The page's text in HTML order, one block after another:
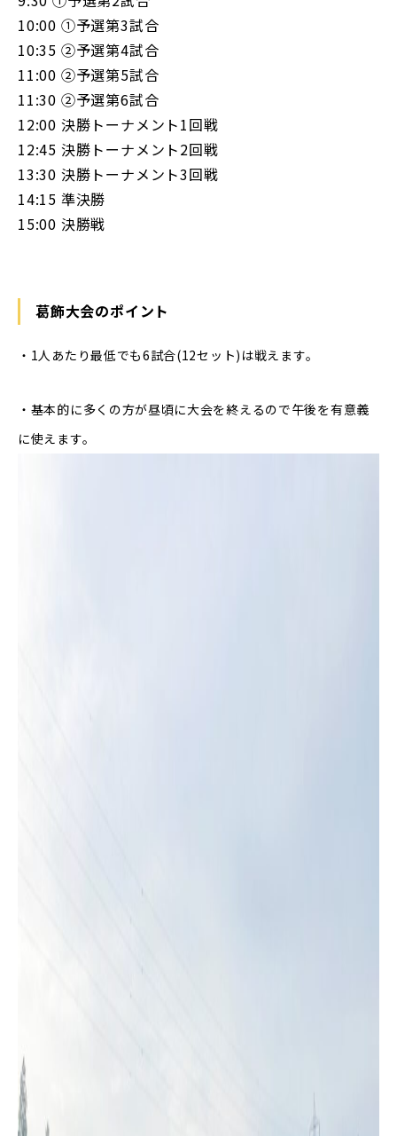
10:00 ①予選第3試合
10:35 ②予選第4試合
11:00 ②予選第5試合
11:30 ②予選第6試合
12:00 決勝トーナメント1回戦
12:45 決勝トーナメント2回戦
13:30 決勝トーナメント3回戦
14:15 準決勝
15:00 決勝戦
葛飾大会のポイント
・1人あたり最低でも6試合(12セット)は戦えます。
・基本的に多くの方が昼頃に大会を終えるので午後を有意義
に使えます。